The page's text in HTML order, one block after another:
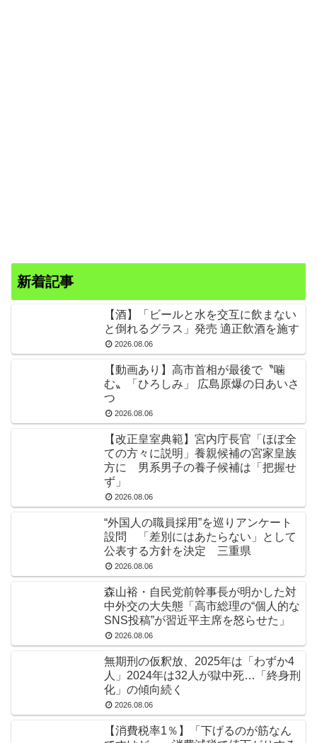
新着記事
【酒】「ビールと水を交互に飲まない
と倒れるグラス」発売 適正飲酒を施す
2026.08.06
【動画あり】高市首相が最後で〝噛
む〟「ひろしみ」 広島原爆の日あいさ
つ
2026.08.06
【改正皇室典範】宮内庁長官「ほぼ全
ての方々に説明」養親候補の宮家皇族
方に 男系男子の養子候補は「把握せ
ず」
2026.08.06
“外国人の職員採用”を巡りアンケート
設問 「差別にはあたらない」として
公表する方針を決定 三重県
2026.08.06
森山裕・自民党前幹事長が明かした対
中外交の大失態「高市総理の“個人的な
SNS投稿”が習近平主席を怒らせた」
2026.08.06
無期刑の仮釈放、2025年は「わずか4
人」2024年は32人が獄中死…「終身刑
化」の傾向続く
2026.08.06
【消費税率1％】「下げるのが筋なん